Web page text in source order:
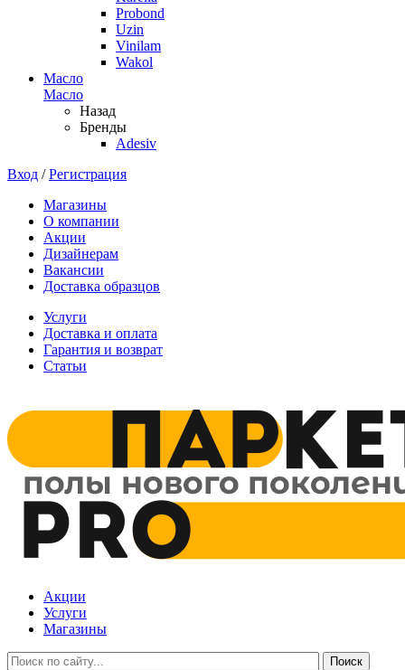
Probond
Uzin
Vinilam
Wakol
Масло
Масло
Назад
Бренды
Adesiv
Вход /Регистрация
Магазины
О компании
Акции
Дизайнерам
Вакансии
Доставка образцов
Услуги
Доставка и оплата
Гарантия и возврат
Статьи
Акции
Услуги
Магазины